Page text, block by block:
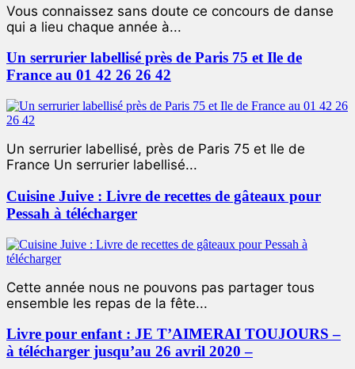
Vous connaissez sans doute ce concours de danse
qui a lieu chaque année à...
Un serrurier labellisé près de Paris 75 et Ile de
France au 01 42 26 26 42
Un serrurier labellisé, près de Paris 75 et Ile de
France Un serrurier labellisé...
Cuisine Juive : Livre de recettes de gâteaux pour
Pessah à télécharger
Cette année nous ne pouvons pas partager tous
ensemble les repas de la fête...
Livre pour enfant : JE T’AIMERAI TOUJOURS –
à télécharger jusqu’au 26 avril 2020 –